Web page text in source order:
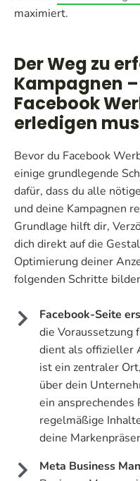
maximiert.
Der Weg zu
Kampagnen
Facebook
erledigen
Bevor du Facebook
einige grundlegende
dafür, dass du alle
und deine Kampagnen
Grundlage hilft dir,
dich direkt auf die
Optimierung deiner
folgenden Schritte
Facebook-Seite
die Voraussetzung
dient als offizieller
ist ein zentraler
über dein
ein
regelmäßige
deine
Meta Business